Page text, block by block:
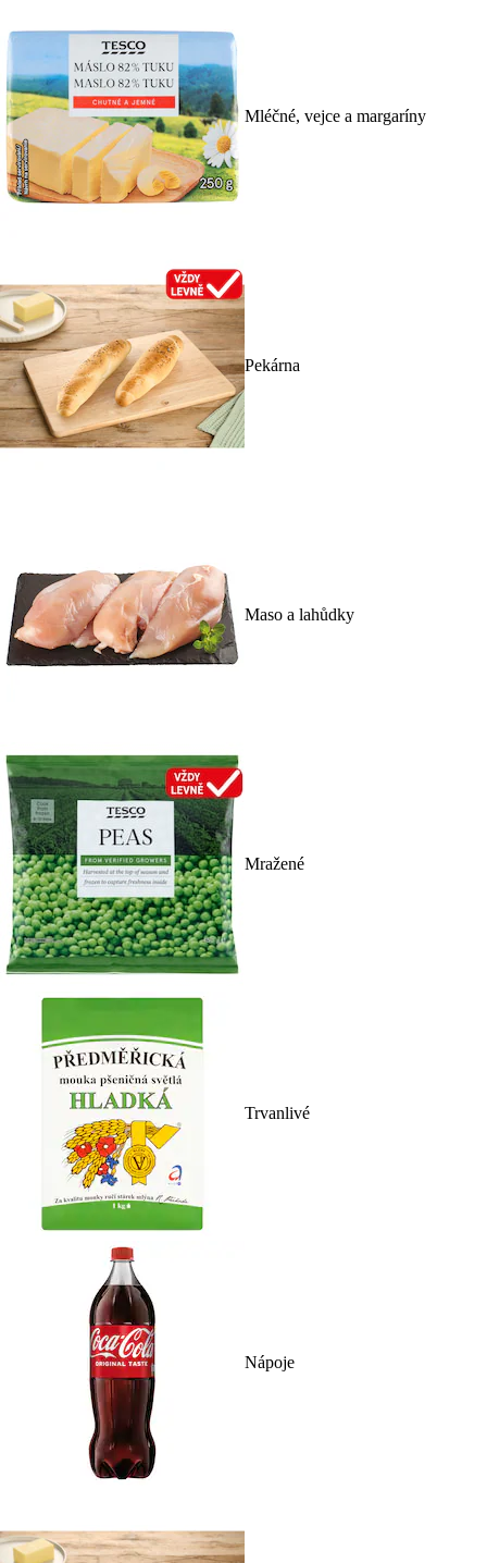
Mléčné, vejce a margaríny
Pekárna
Maso a lahůdky
Mražené
Trvanlivé
Nápoje